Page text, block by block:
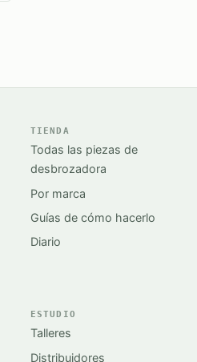
TIENDA
Todas las piezas de
desbrozadora
Por marca
Guías de cómo hacerlo
Diario
ESTUDIO
Talleres
Distribuidores